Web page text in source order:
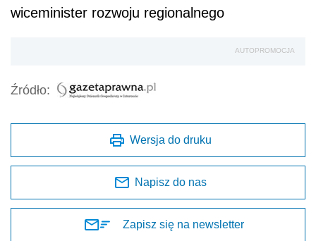
wiceminister rozwoju regionalnego
AUTOPROMOCJA
Źródło:
Wersja do druku
Napisz do nas
Zapisz się na newsletter